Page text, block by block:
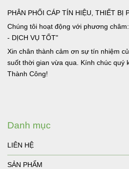
PHÂN PHỐI CÁP TÍN HIỆU, THIẾT BỊ
Chúng tôi hoạt động với phương
- DỊCH VỤ TỐT"
Xin chân thành cảm ơn sự tín nhiệm
suốt thời gian vừa qua. Kính chúc quý
Thành Công!
Danh mục
LIÊN HỆ
SẢN PHẨM